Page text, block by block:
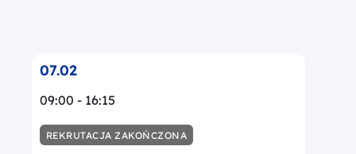
07.02
09:00 - 16:15
REKRUTACJA ZAKOŃCZONA